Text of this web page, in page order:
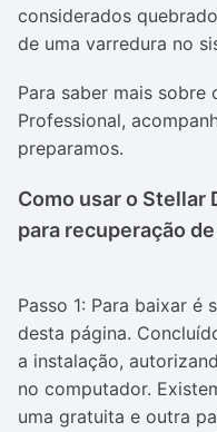
considerados
de uma varredura no
Para saber mais sobre
Professional,
preparamos.
Como usar o Stellar
para recuperação
Passo 1: Para baixar
desta página.
a instalação,
no computador.
uma gratuita e outra